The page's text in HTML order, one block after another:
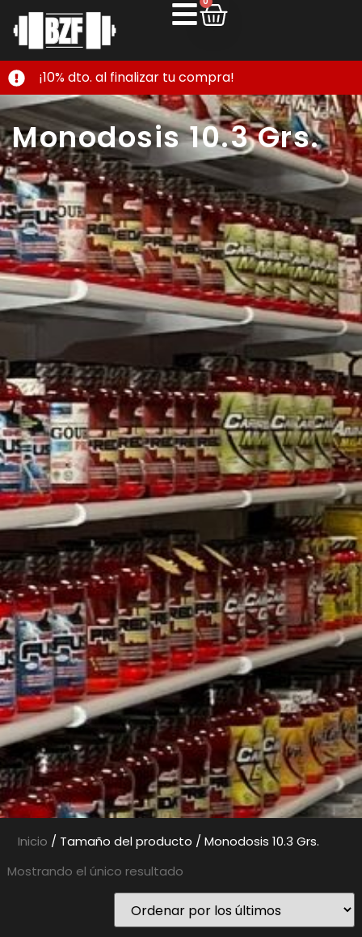
¡10% dto. al finalizar tu compra!
Monodosis 10.3 Grs.
Inicio / Tamaño del producto / Monodosis 10.3 Grs.
Mostrando el único resultado